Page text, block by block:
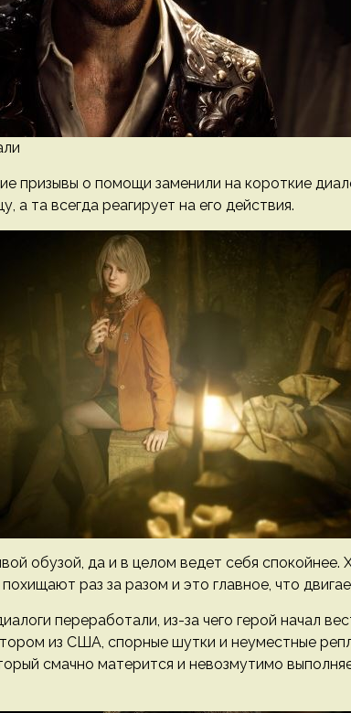
о помощи заменили на короткие
а та всегда реагирует на его действия.
обузой, да и в целом ведет себя спокойнее.
раз за разом и это главное, что
переработали, из-за чего герой начал
из США, спорные шутки и неуместные
смачно матерится и невозмутимо